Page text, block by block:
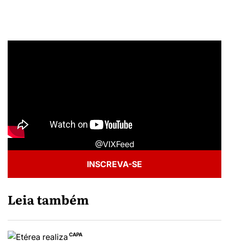
@VIXFeed
INSCREVA-SE
Leia também
CAPA